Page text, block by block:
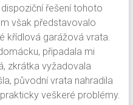
řešení tohoto
však představovalo
křídlová garážová vrata.
připadala mi
zkrátka vyžadovala
původní vrata nahradila
veškeré problémy.